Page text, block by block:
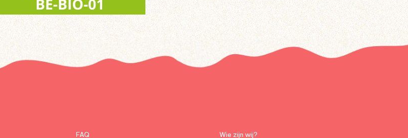
FAQ Wie zijn wij?